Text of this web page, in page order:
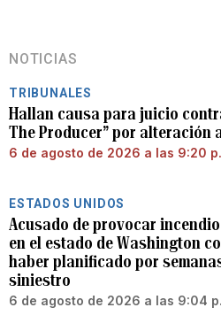
NOTICIAS
TRIBUNALES
Hallan causa para juicio
The Producer” por alteración
6 de agosto de 2026 a las 9:20
ESTADOS UNIDOS
Acusado de provocar
en el estado de Washington
haber planificado por
siniestro
6 de agosto de 2026 a las 9:04